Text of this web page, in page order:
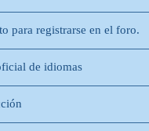
para registrarse en el foro.
de idiomas